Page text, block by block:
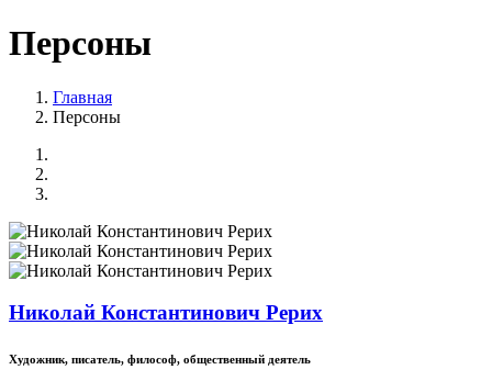
Персоны
Главная
Персоны
Николай Константинович Рерих
Художник, писатель, философ, общественный деятель